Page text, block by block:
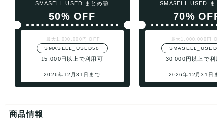
SMASELL USED まとめ割
50% OFF
最大1,000,000円 OFF
SMASELL_USED50
15,000円以上で利用可
2026年12月31日まで
SMASELL USED ま
70%
最大1,000,000円
30,000円以上で利
2026年12月31日
商品情報